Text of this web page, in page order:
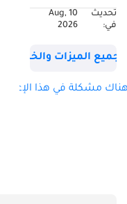
أقصى خرج (حصان/
/ 3400 أقصى. عزم
تحديث
في:
10 Aug,
2026
جميع الميزات والخصائص
مشكلة في هذا الإعلان؟